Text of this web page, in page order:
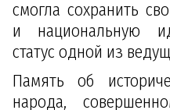
смогла сохранить
и национальную
статус одной из
Память об
народа,